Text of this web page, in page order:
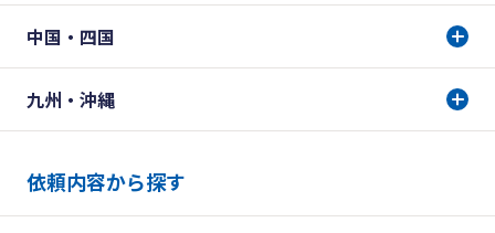
中国・四国
九州・沖縄
依頼内容から探す